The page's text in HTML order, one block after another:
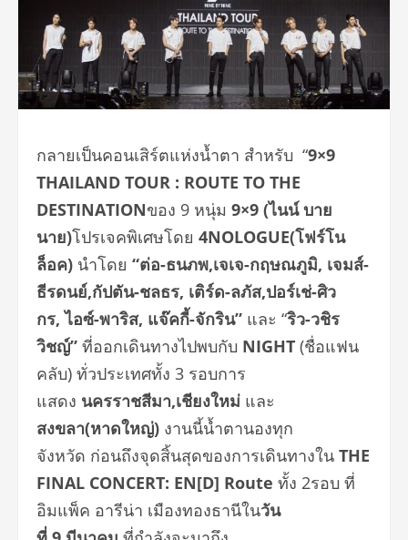
กลายเป็นคอนเสิร์ตแห่งน้ำตา สำหรับ “9×9
THAILAND TOUR : ROUTE TO THE
DESTINATIONของ 9 หนุ่ม 9×9 (ไนน์ บาย
นาย)โปรเจคพิเศษโดย 4NOLOGUE(โฟร์โน
ล็อค) นำโดย “ต่อ-ธนภพ,เจเจ-กฤษณภูมิ, เจมส์-
ธีรดนย์,กัปตัน-ชลธร, เติร์ด-ลภัส,ปอร์เช่-ศิว
กร,ไอซ์-พาริส, แจ๊คกี้-จักริน” และ “ริว-วชิร
วิชญ์” ที่ออกเดินทางไปพบกับ NIGHT (ชื่อแฟน
คลับ) ทั่วประเทศทั้ง 3 รอบการ
แสดง นครราชสีมา,เชียงใหม่ และ
สงขลา(หาดใหญ่) งานนี้น้ำตานองทุก
จังหวัด ก่อนถึงจุดสิ้นสุดของการเดินทางใน THE
FINAL CONCERT: EN[D] Route ทั้ง 2รอบ ที่
อิมแพ็ค อารีน่า เมืองทองธานีในวัน